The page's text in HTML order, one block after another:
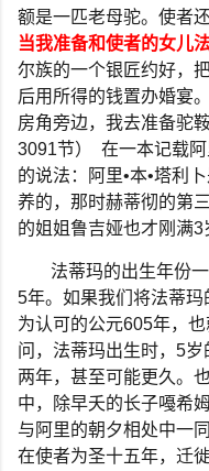
额是一匹老母驼。使者
当我准备和使者的女儿
尔族的一个银匠约好，
后用所得的钱置办婚宴
房角旁边，我去准备驼
3091节）
在一本记载
的说法：阿里•本•塔利
养的，那时赫蒂彻的第
的姐姐鲁吉娅也才刚满3
法蒂玛的出生年份
5年。如果我们将法蒂
为认可的公元605年，
问，法蒂玛出生时， 5岁
两年，甚至可能更久。
中，除早夭的长子嘠希
与阿里的朝夕相处中一
在使者为圣十五年，迁